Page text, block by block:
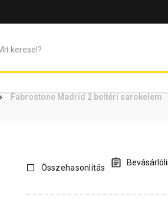
Fabrostone Madrid 2 beltéri sarokelem
Dokumentumok Vásárlói vélemények
Összehasonlítás